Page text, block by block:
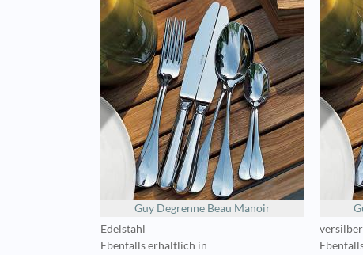
Guy Degrenne Beau Manoir
Edelstahl
Ebenfalls erhältlich in